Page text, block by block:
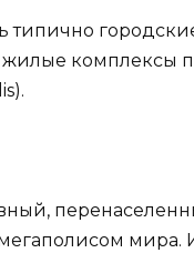
жилые комплексы
мира.